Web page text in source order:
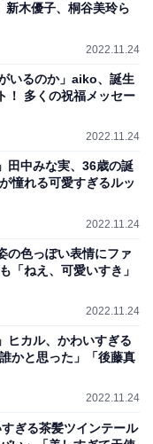
新木優子、桐谷美玲ら
2022.11.24
いるのか」aiko、誕生
！ 多くの祝福メッセー
2022.11.24
田中みな実、36歳の誕
憧れる可愛すぎるルッ
2022.11.24
の色っぽい表情にファ
「ねえ、可愛いすき」
2022.11.24
ヒカル、かわいすぎる
かと思った」「後藤真
2022.11.24
ぎる茶髪ツインテール